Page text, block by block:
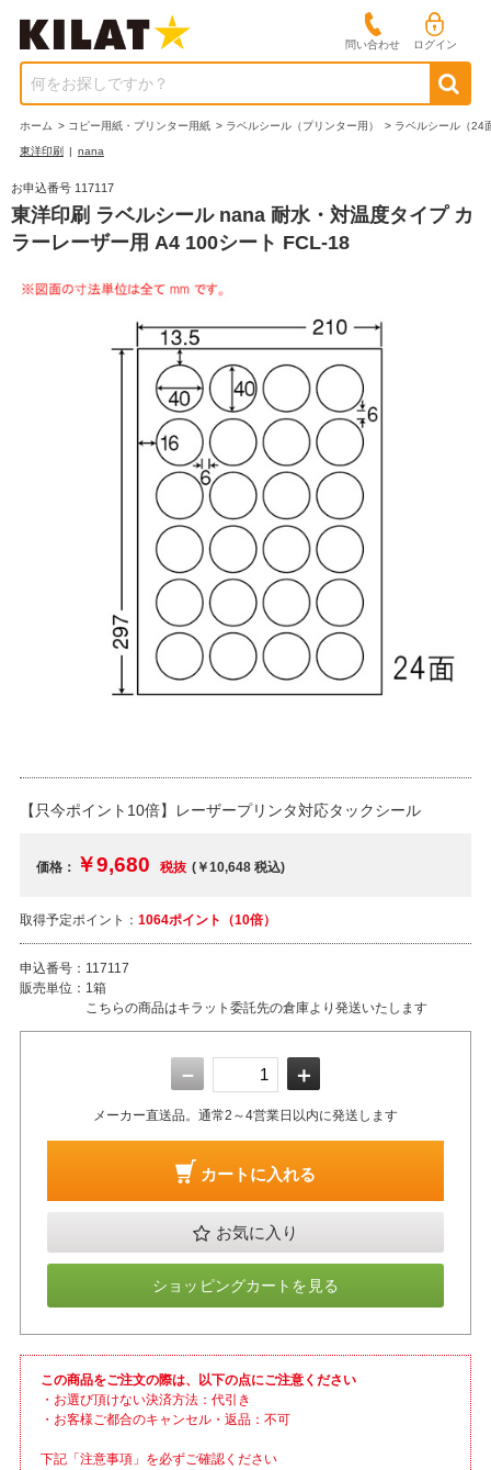
問い合わせ ログイン
何をお探しですか？
ホーム > コピー用紙・プリンター用紙 > ラベルシール（プリンター用） > ラベルシール（24
東洋印刷 | nana
お申込番号 117117
東洋印刷 ラベルシール nana 耐水・対温度タイプ カ
ラーレーザー用 A4 100シート FCL-18
【只今ポイント10倍】レーザープリンタ対応タックシール
価格： ￥9,680 税抜 (￥10,648税込)
取得予定ポイント： 1064ポイント（10倍）
申込番号： 117117
販売単位： 1箱
こちらの商品はキラット委託先の倉庫より発送いたします
－ ＋
メーカー直送品。通常2～4営業日以内に発送します
カートに入れる
お気に入り
ショッピングカートを見る
この商品をご注文の際は、以下の点にご注意ください
・お選び頂けない決済方法：代引き
・お客様ご都合のキャンセル・返品：不可
下記「注意事項」を必ずご確認ください